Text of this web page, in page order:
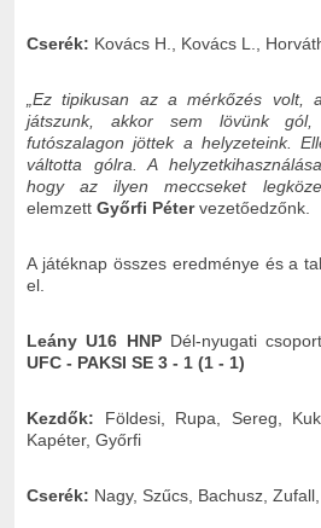
Cserék: Kovács H., Kovács L.,
„Ez tipikusan az a mérkőzés volt,
játszunk, akkor sem lövünk
futószalagon jöttek a helyzeteink.
váltotta gólra. A
hogy az ilyen meccseket
elemzett Győrfi Pétervezetőedzőnk.
A játéknap összes eredménye és a
el.
Leány U16 HNPDél-nyugati
UFC - PAKSI SE 3 - 1 (1 - 1)
Kezdők: Földesi, Rupa, Sereg,
Kapéter, Győrfi
Cserék: Nagy, Szűcs, Bachusz,